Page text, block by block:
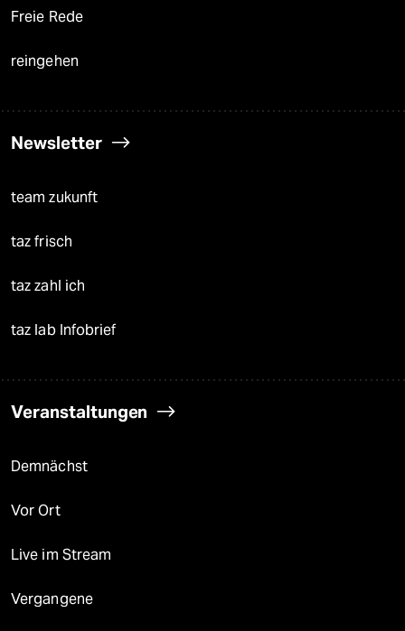
Freie Rede
reingehen
Newsletter
team zukunft
taz frisch
taz zahl ich
taz lab Infobrief
Veranstaltungen
Demnächst
Vor Ort
Live im Stream
Vergangene